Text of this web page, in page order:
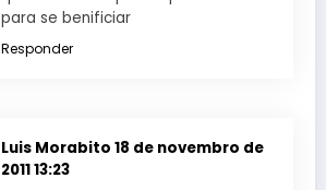
para se benificiar
Responder
Luis Morabito 18 de novembro de
2011 13:23